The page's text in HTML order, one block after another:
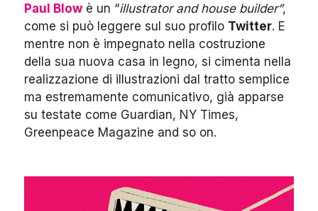
Paul Blow è un “illustrator and house builder”,
come si può leggere sul suo profilo Twitter. E
mentre non è impegnato nella costruzione
della sua nuova casa in legno, si cimenta nella
realizzazione di illustrazioni dal tratto semplice
ma estremamente comunicativo, già apparse
su testate come Guardian, NY Times,
Greenpeace Magazine and so on.